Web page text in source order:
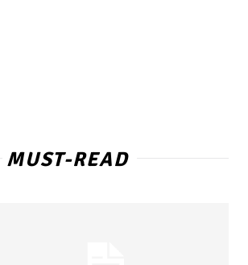
MUST-READ